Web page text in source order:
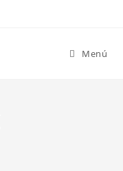
Menú